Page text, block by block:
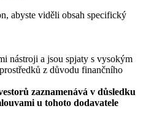
abyste viděli obsah specifický
nástroji a jsou spjaty s vysokým
z důvodu finančního
zaznamenává v důsledku
u tohoto dodavatele